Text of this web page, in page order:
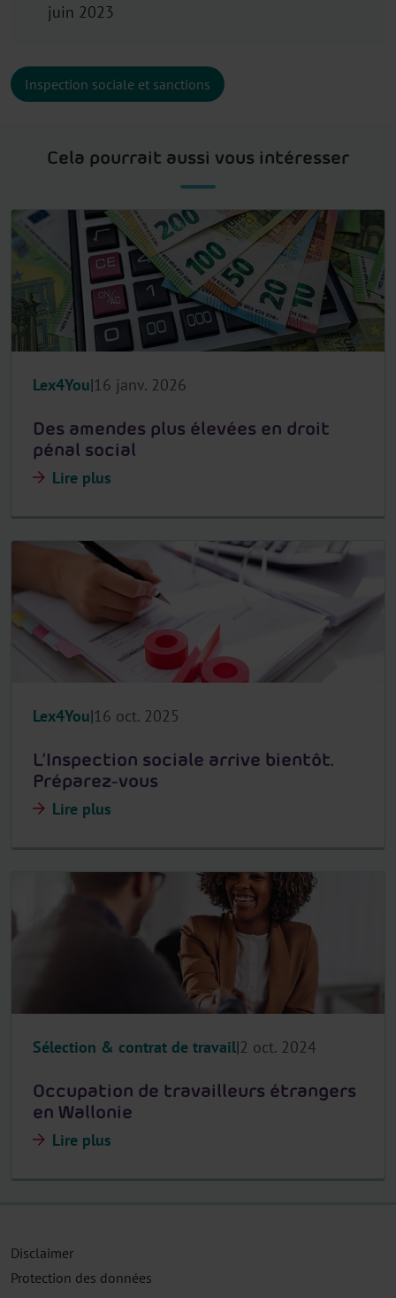
juin 2023
Inspection sociale et sanctions
Cela pourrait aussi vous intéresser
Lex4You 16 janv. 2026
Des amendes plus élevées en droit
pénal social
Lire plus
Lex4You 16 oct. 2025
L’Inspection sociale arrive bientôt.
Préparez-vous
Lire plus
Sélection & contrat de travail 2 oct. 2024
Occupation de travailleurs étrangers
en Wallonie
Lire plus
Disclaimer
Protection des données